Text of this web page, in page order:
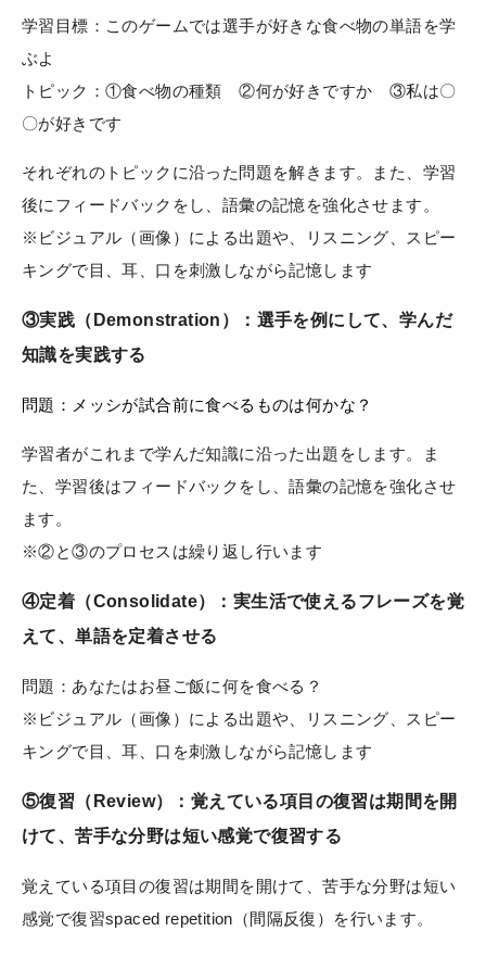
学習目標：このゲームでは選手が好きな食べ物の単語を学
ぶよ
トピック：①食べ物の種類 ②何が好きですか ③私は〇
〇が好きです
それぞれのトピックに沿った問題を解きます。また、学習
後にフィードバックをし、語彙の記憶を強化させます。
※ビジュアル（画像）による出題や、リスニング、スピー
キングで目、耳、口を刺激しながら記憶します
③実践（Demonstration）：選手を例にして、学んだ
知識を実践する
問題：メッシが試合前に食べるものは何かな？
学習者がこれまで学んだ知識に沿った出題をします。ま
た、学習後はフィードバックをし、語彙の記憶を強化させ
ます。
※②と③のプロセスは繰り返し行います
④定着（Consolidate）：実生活で使えるフレーズを覚
えて、単語を定着させる
問題：あなたはお昼ご飯に何を食べる？
※ビジュアル（画像）による出題や、リスニング、スピー
キングで目、耳、口を刺激しながら記憶します
⑤復習（Review）：覚えている項目の復習は期間を開
けて、苦手な分野は短い感覚で復習する
覚えている項目の復習は期間を開けて、苦手な分野は短い
感覚で復習spaced repetition（間隔反復）を行います。